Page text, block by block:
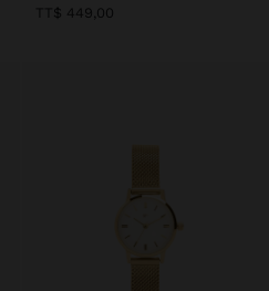
TT$ 449,00